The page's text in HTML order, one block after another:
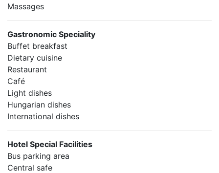
Massages
Gastronomic Speciality
Buffet breakfast
Dietary cuisine
Restaurant
Café
Light dishes
Hungarian dishes
International dishes
Hotel Special Facilities
Bus parking area
Central safe